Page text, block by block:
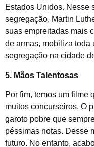
Estados Unidos. Nesse
segregação, Martin
suas empreitadas mais
de armas, mobiliza toda
segregação na cidade
5. Mãos Talentosas
Por fim, temos um filme
muitos concurseiros. O
garoto pobre que
péssimas notas. Desse
futuro. No entanto,